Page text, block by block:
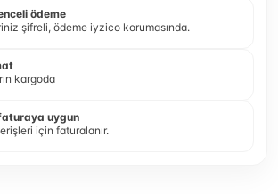
ödeme
şifreli, ödeme iyzico korumasında.
kargoda
uygun
için faturalanır.